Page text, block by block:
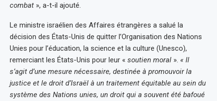
combat », a-t-il ajouté.
Le ministre israélien des Affaires étrangères a salué la
décision des États-Unis de quitter l’Organisation des Nations
Unies pour l’éducation, la science et la culture (Unesco),
remerciant les États-Unis pour leur « soutien moral ». « Il
s’agit d’une mesure nécessaire, destinée à promouvoir la
justice et le droit d’Israël à un traitement équitable au sein du
système des Nations unies, un droit qui a souvent été bafoué